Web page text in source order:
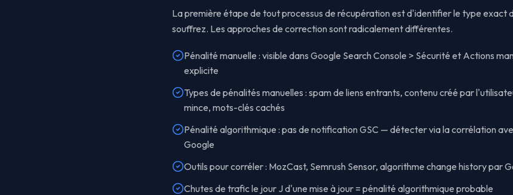
La première étape de tout processus de récupération est d'identifier le type exact
souffrez. Les approches de correction sont radicalement différentes.
Pénalité manuelle : visible dans Google Search Console > Sécurité et Actions
explicite
Types de pénalités manuelles : spam de liens entrants, contenu créé par
mince, mots-clés cachés
Pénalité algorithmique : pas de notification GSC — détecter via la corrélation
Google
Outils pour corréler : MozCast, Semrush Sensor, algorithme change history par
Chutes de trafic le jour J d'une mise à jour = pénalité algorithmique probable